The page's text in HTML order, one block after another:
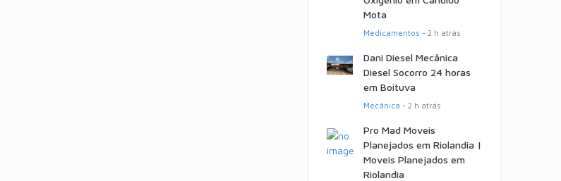
Mota
Medicamentos - 2 h atrás
Dani Diesel Mecânica
Diesel Socorro 24 horas
em Boituva
Mecânica - 2 h atrás
Pro Mad Moveis
Planejados em Riolandia |
Moveis Planejados em
Riolandia